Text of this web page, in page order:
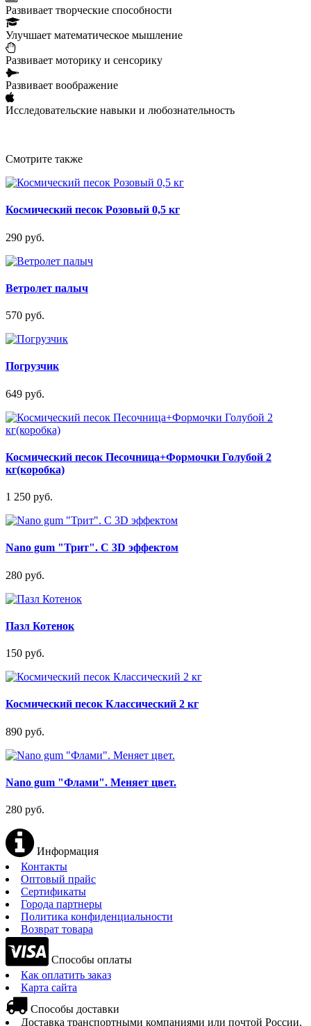
Развивает творческие способности
Улучшает математическое мышление
Развивает моторику и сенсорику
Развивает воображение
Исследовательские навыки и любознательность
Смотрите также
Космический песок Розовый 0,5 кг
290 руб.
Ветролет палыч
570 руб.
Погрузчик
649 руб.
Космический песок Песочница+Формочки Голубой 2
кг(коробка)
1 250 руб.
Nano gum "Трит". С 3D эффектом
280 руб.
Пазл Котенок
150 руб.
Космический песок Классический 2 кг
890 руб.
Nano gum "Флами". Меняет цвет.
280 руб.
Информация
Контакты
Оптовый прайс
Сертификаты
Города партнеры
Политика конфиденциальности
Возврат товара
Способы оплаты
Как оплатить заказ
Карта сайта
Способы доставки
Доставка транспортными компаниями или почтой России.